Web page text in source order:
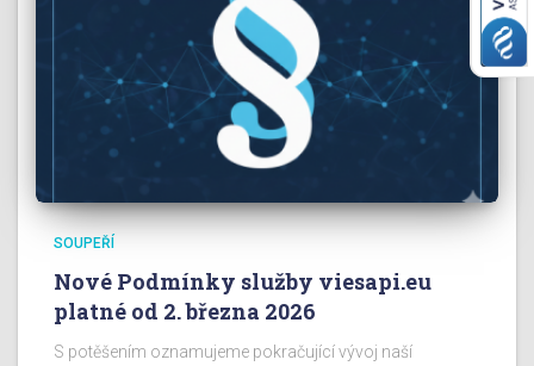
SOUPEŘÍ
Nové Podmínky služby viesapi.eu
platné od 2. března 2026
S potěšením oznamujeme pokračující vývoj naší